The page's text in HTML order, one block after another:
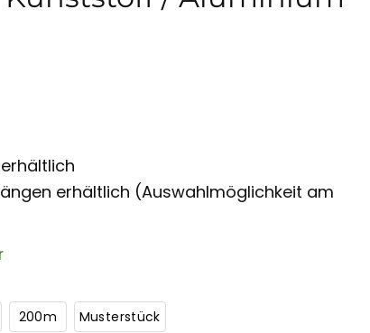
erhältlich (Auswahlmöglichkeit am
200m Musterstück